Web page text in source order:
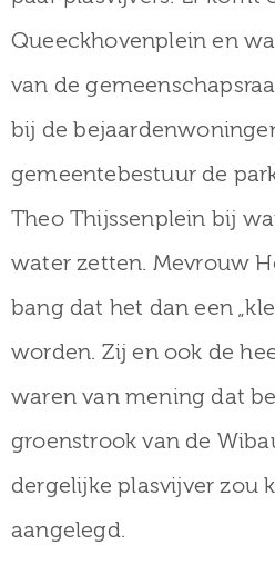
Queeckhovenplein en
van de
bij de
gemeentebestuur de
Theo Thijssenplein bij
water zetten. Mevrouw
bang dat het dan een
worden. Zij en ook de
waren van mening dat
groenstrook van de
dergelijke plasvijver zou
aangelegd.